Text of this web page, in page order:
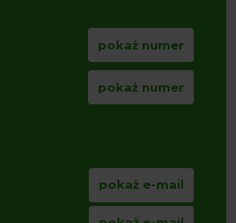
pokaż numer
pokaż numer
pokaż e-mail